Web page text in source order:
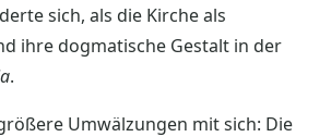
sich, als die Kirche als
ihre dogmatische Gestalt in der
.
Umwälzungen mit sich: Die